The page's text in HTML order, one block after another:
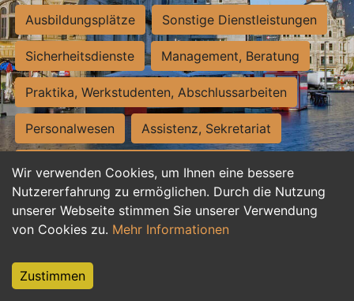
Wir verwenden Cookies, um Ihnen eine bessere
Nutzererfahrung zu ermöglichen. Durch die Nutzung
unserer Webseite stimmen Sie unserer Verwendung
von Cookies zu. Mehr Informationen
Zustimmen
Ausbildungsplätze Sonstige Dienstleistungen
Sicherheitsdienste Management, Beratung
Praktika, Werkstudenten, Abschlussarbeiten
Personalwesen Assistenz, Sekretariat
Hilfskräfte, Aushilfs- und Nebenjobs
Einkauf, Logistik, Materialwirtschaft
Weiterbildung, Studium, duale Ausbildung
Tourismus